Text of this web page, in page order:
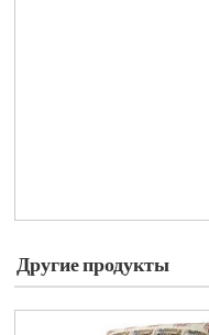
Другие продукты